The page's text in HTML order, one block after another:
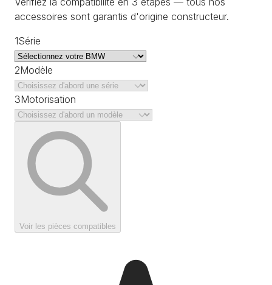
accessoires sont garantis d'origine constructeur.
1Série
2Modèle
3Motorisation
Voir les pièces compatibles